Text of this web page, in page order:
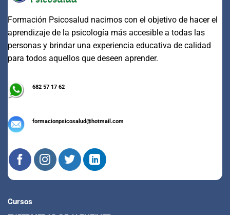
Formación Psicosalud nacimos con el objetivo de hacer el
aprendizaje de la psicología más accesible a todas las
personas y brindar una experiencia educativa de calidad
para todos aquellos que deseen aprender.
682 57 17 62
formacionpsicosalud@hotmail.com
Cursos